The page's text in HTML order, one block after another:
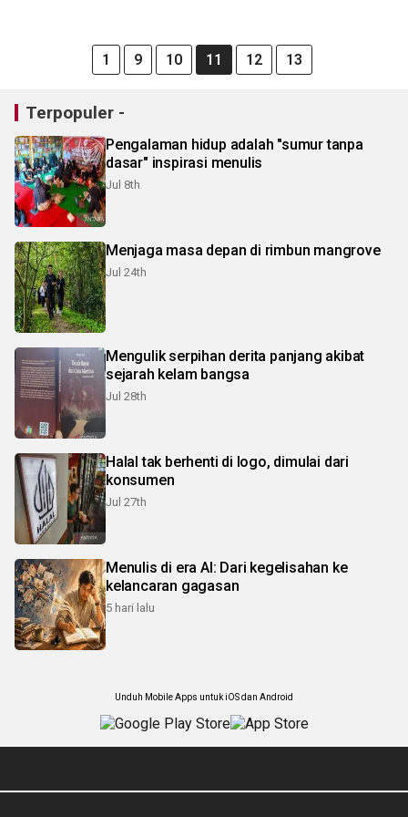
1 9 10 11 12 13
Terpopuler -
Pengalaman hidup adalah "sumur tanpa
dasar" inspirasi menulis
Jul 8th
Menjaga masa depan di rimbun mangrove
Jul 24th
Mengulik serpihan derita panjang akibat
sejarah kelam bangsa
Jul 28th
Halal tak berhenti di logo, dimulai dari
konsumen
Jul 27th
Menulis di era AI: Dari kegelisahan ke
kelancaran gagasan
5 hari lalu
Unduh Mobile Apps untuk iOS dan Android